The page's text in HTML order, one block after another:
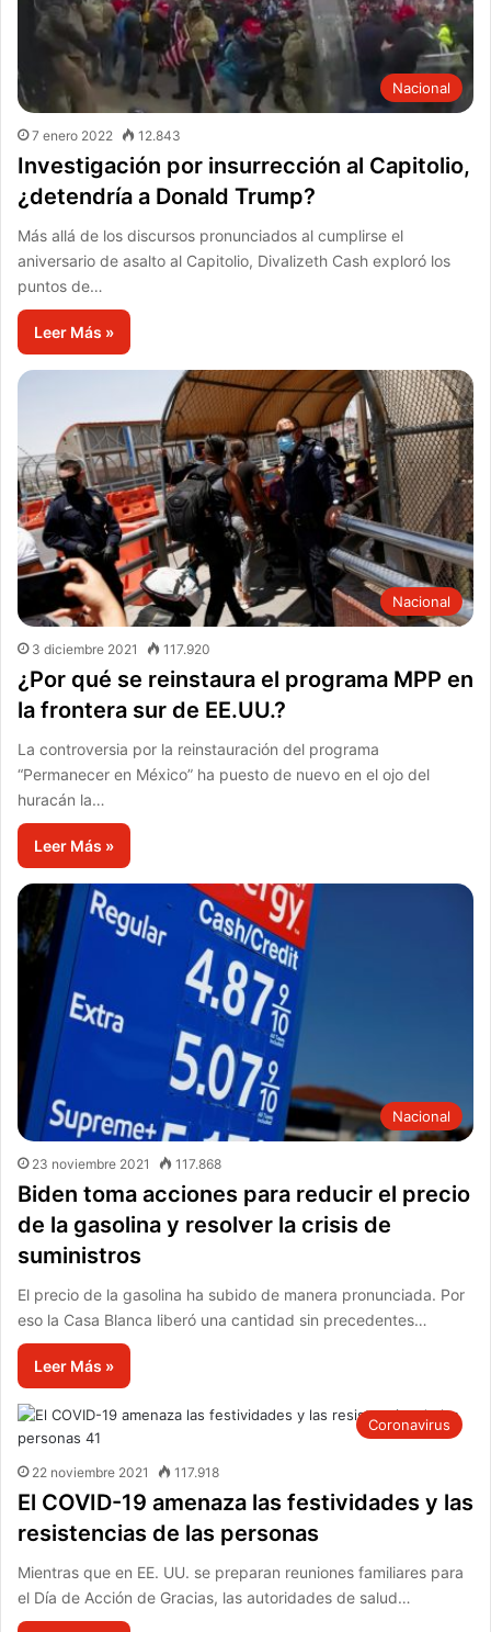
Nacional
7 enero 2022 12.843
Investigación por insurrección al Capitolio,
¿detendría a Donald Trump?
Más allá de los discursos pronunciados al cumplirse el
aniversario de asalto al Capitolio, Divalizeth Cash exploró los
puntos de…
Leer Más »
Nacional
3 diciembre 2021 117.920
¿Por qué se reinstaura el programa MPP en
la frontera sur de EE.UU.?
La controversia por la reinstauración del programa
“Permanecer en México” ha puesto de nuevo en el ojo del
huracán la…
Leer Más »
Nacional
23 noviembre 2021 117.868
Biden toma acciones para reducir el precio
de la gasolina y resolver la crisis de
suministros
El precio de la gasolina ha subido de manera pronunciada. Por
eso la Casa Blanca liberó una cantidad sin precedentes…
Leer Más »
Coronavirus
22 noviembre 2021 117.918
El COVID-19 amenaza las festividades y las
resistencias de las personas
Mientras que en EE. UU. se preparan reuniones familiares para
el Día de Acción de Gracias, las autoridades de salud…